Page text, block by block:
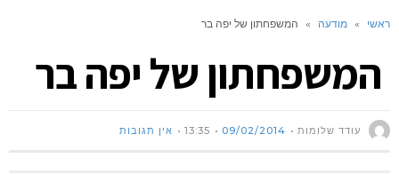
ראשי » מודעה » המשפחתון של יפה בר
המשפחתון של יפה בר
עודד שלומות 09/02/2014
13:35 אין תגובות